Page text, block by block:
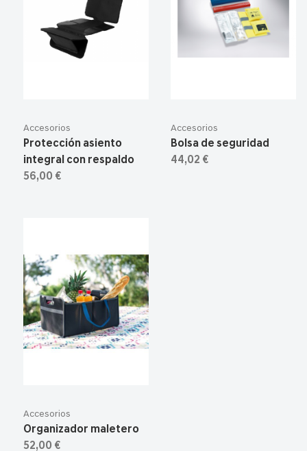
Accesorios
Protección asiento
integral con respaldo
56,00 €
Accesorios
Bolsa de seguridad
44,02 €
Accesorios
Organizador maletero
52,00 €